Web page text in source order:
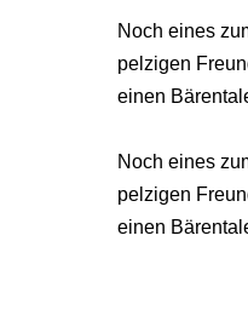
Noch eines
pelzigen
einen
Noch eines
pelzigen
einen